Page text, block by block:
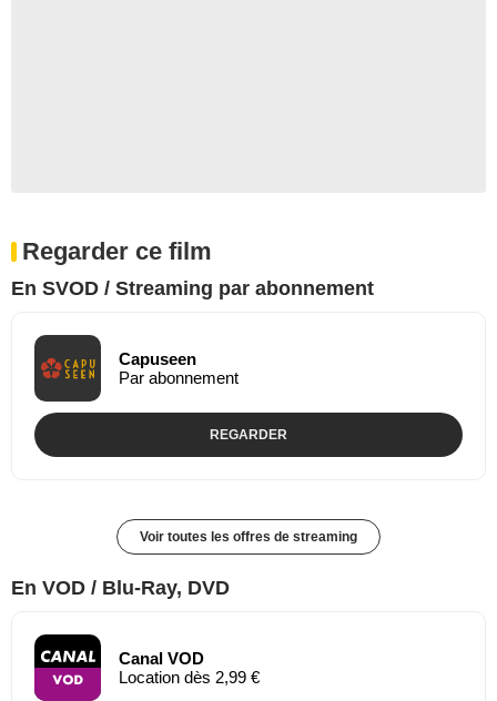
Regarder ce film
En SVOD / Streaming par abonnement
Capuseen
Par abonnement
REGARDER
Voir toutes les offres de streaming
En VOD / Blu-Ray, DVD
Canal VOD
Location dès 2,99 €